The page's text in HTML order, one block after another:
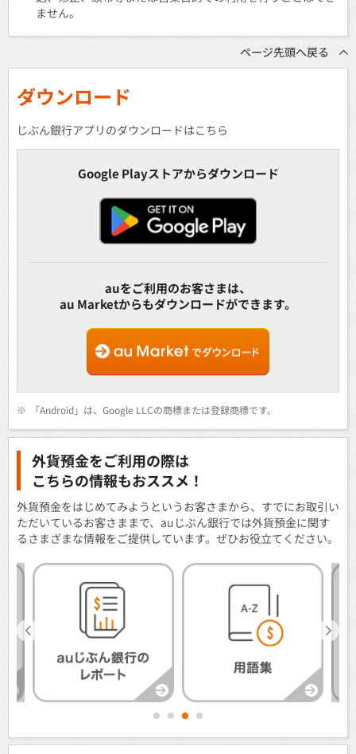
ません。
ページ先頭へ戻る
ダウンロード
じぶん銀行アプリのダウンロードはこちら
Google Playストアからダウンロード
auをご利用のお客さまは、
au Marketからもダウンロードができます。
※ 「Android」は、Google LLCの商標または登録商標です。
外貨預金をご利用の際は
こちらの情報もおススメ！
外貨預金をはじめてみようというお客さまから、すでにお取引い
ただいているお客さままで、auじぶん銀行では外貨預金に関す
るさまざまな情報をご提供しています。ぜひお役立てください。
2 3 4